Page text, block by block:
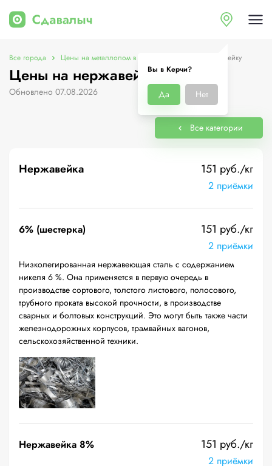
Вы в Керчи?
Да Нет
Все города Цены на металлолом в Керчи Цены на нержавейку
Цены на нержавейку в Керчи
Обновлено 07.08.2026
Все категории
Нержавейка 151 руб./кг
2 приёмки
6% (шестерка) 151 руб./кг
2 приёмки
Низколегированная нержавеющая сталь с содержанием
никеля 6 %. Она применяется в первую очередь в
производстве сортового, толстого листового, полосового,
трубного проката высокой прочности, в производстве
сварных и болтовых конструкций. Это могут быть также части
железнодорожных корпусов, трамвайных вагонов,
сельскохозяйственной техники.
Нержавейка 8% 151 руб./кг
2 приёмки